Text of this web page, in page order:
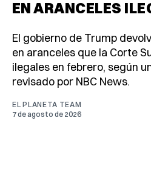
EN ARANCELES
El gobierno de Trump
en aranceles que la Corte
ilegales en febrero, según
revisado por NBC News.
EL PLANETA TEAM
7 de agosto de 2026